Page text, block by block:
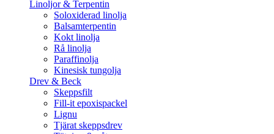
Linoljor & Terpentin
Soloxiderad linolja
Balsamterpentin
Kokt linolja
Rå linolja
Paraffinolja
Kinesisk tungolja
Drev & Beck
Skeppsfilt
Fill-it epoxispackel
Lignu
Tjärat skeppsdrev